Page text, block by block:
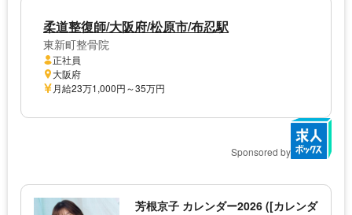
柔道整復師/大阪府/松原市/布忍駅
東新町整骨院
正社員
大阪府
月給23万1,000円～35万円
Sponsored by
芳根京子 カレンダー2026 ([カレンダ